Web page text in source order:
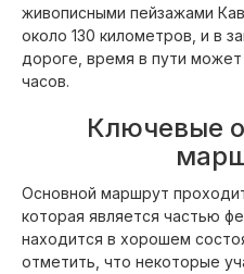
живописными пейзажами
около 130 километров, и в
дороге, время в пути
часов.
Ключевые
Основной маршрут
которая является частью
находится в хорошем
отметить, что некоторые